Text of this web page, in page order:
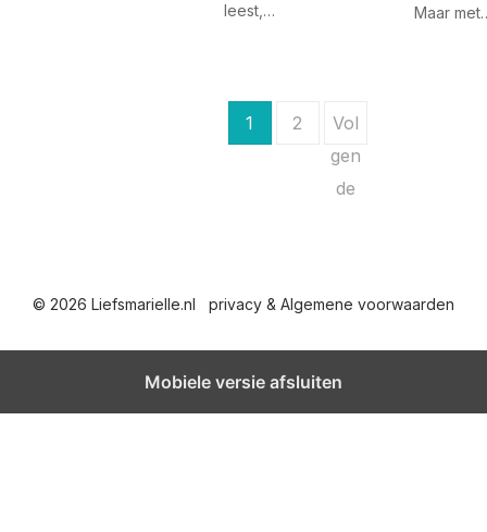
leest,…
Maar
h
t
1 2
Vol
gen
de
© 2026 Liefsmarielle.nl privacy & Algemene voorwaarden
Mobiele versie afsluiten